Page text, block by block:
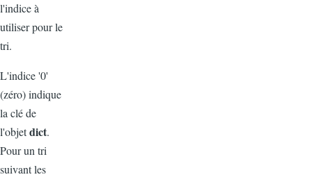
l'indice à
utiliser pour le
tri.
L'indice '0'
(zéro) indique
la clé de
l'objetdict.
Pour un tri
suivant les